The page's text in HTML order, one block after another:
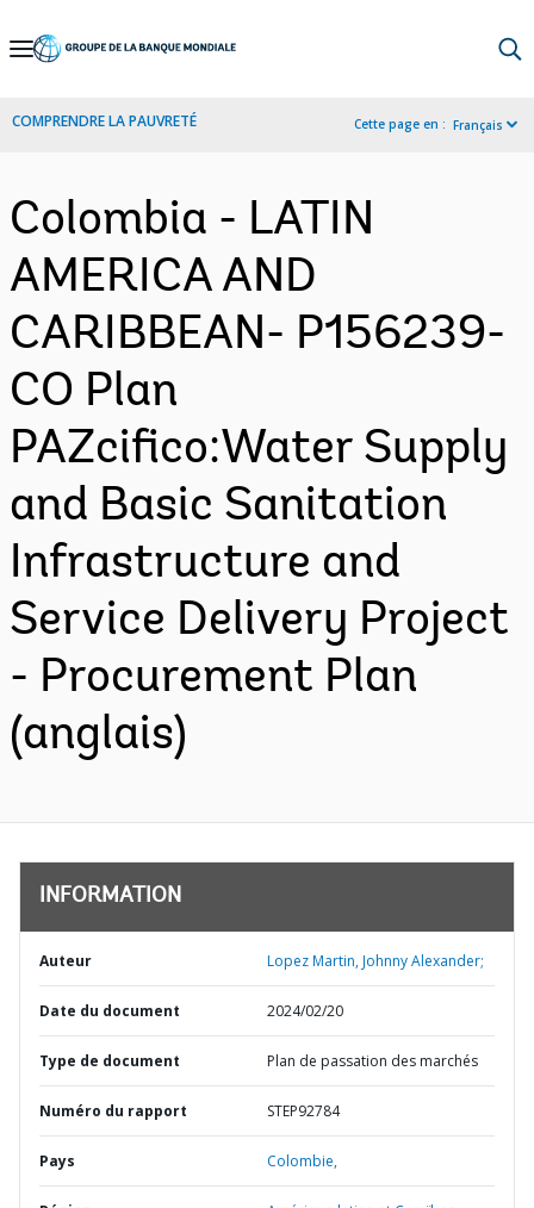
Skip
Navigation
COMPRENDRE LA PAUVRETÉ Cette page en : Français
Colombia - LATIN
AMERICA AND
CARIBBEAN- P156239-
CO Plan
PAZcifico:Water Supply
and Basic Sanitation
Infrastructure and
Service Delivery Project
- Procurement Plan
(anglais)
INFORMATION
Auteur Lopez Martin, Johnny Alexander;
Date du document 2024/02/20
Type de document Plan de passation des marchés
Numéro du rapport STEP92784
Pays Colombie,